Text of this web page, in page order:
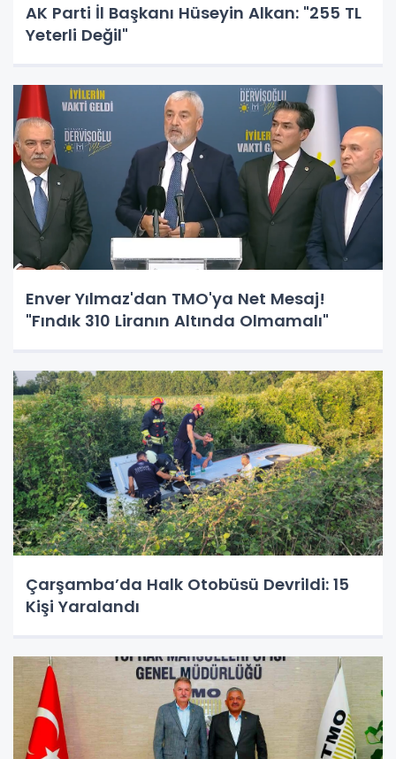
AK Parti İl Başkanı Hüseyin Alkan: "255 TL
Yeterli Değil"
Enver Yılmaz'dan TMO'ya Net Mesaj!
"Fındık 310 Liranın Altında Olmamalı"
Çarşamba’da Halk Otobüsü Devrildi: 15
Kişi Yaralandı